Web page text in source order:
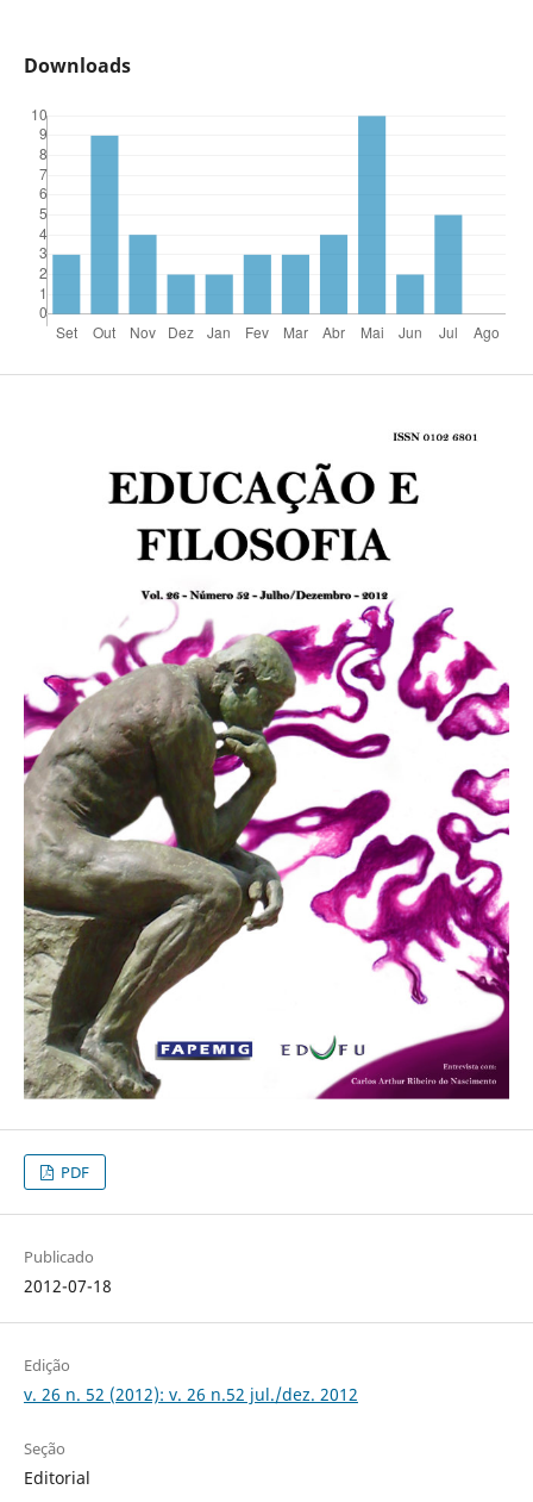
Downloads
PDF
Publicado
2012-07-18
Edição
v. 26 n. 52 (2012): v. 26 n.52 jul./dez. 2012
Seção
Editorial